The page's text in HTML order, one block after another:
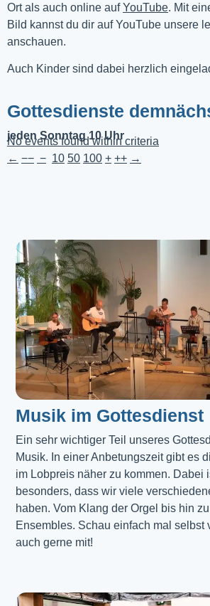
Ort als auch online auf YouTube. Mit
Bild kannst du dir auf YouTube unsere
anschauen.
Auch Kinder sind dabei herzlich
Gottesdienste
jeden Sonntag 10 Uhr
No events found within criteria
← −− − 10 50 100 + ++ →
Musik im Gottesdienst​
Ein sehr wichtiger Teil unseres
Musik. In einer Anbetungszeit gibt es
im Lobpreis näher zu kommen. Dabei
besonders, dass wir viele
haben. Vom Klang der Orgel bis hin
Ensembles. Schau einfach mal selbst
auch gerne mit!